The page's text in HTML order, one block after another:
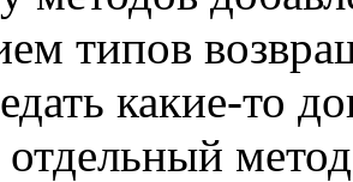
типов
какие-то
отдельный